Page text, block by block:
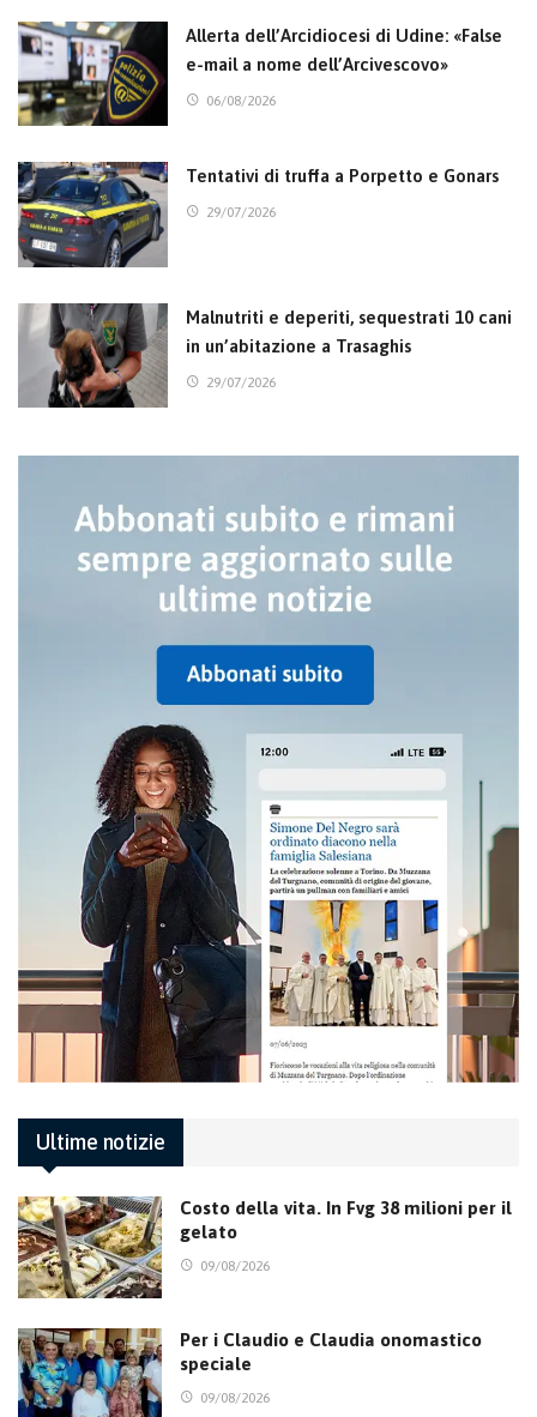
Allerta dell’Arcidiocesi di Udine: «False
e-mail a nome dell’Arcivescovo»
06/08/2026
Tentativi di truffa a Porpetto e Gonars
29/07/2026
Malnutriti e deperiti, sequestrati 10 cani
in un’abitazione a Trasaghis
29/07/2026
Ultime notizie
Costo della vita. In Fvg 38 milioni per il
gelato
09/08/2026
Per i Claudio e Claudia onomastico
speciale
09/08/2026